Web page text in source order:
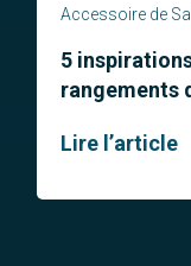
Accessoire de
5
rangements
Lire l’article